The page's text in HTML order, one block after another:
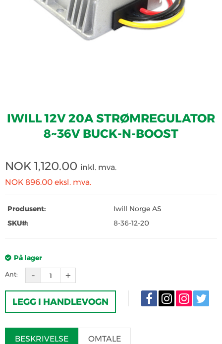
IWILL 12V 20A STRØMREGULATOR
8~36V BUCK-N-BOOST
NOK 1,120.00 inkl. mva.
NOK 896.00 eksl. mva.
Produsent:
Iwill Norge AS
SKU#:
8-36-12-20
På lager
Ant:
LEGG I HANDLEVOGN
BESKRIVELSE OMTALE